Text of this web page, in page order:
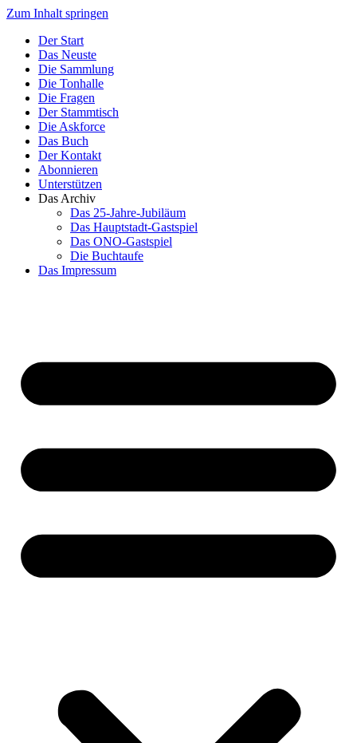
Zum Inhalt springen
Der Start
Das Neuste
Die Sammlung
Die Tonhalle
Die Fragen
Der Stammtisch
Die Askforce
Das Buch
Der Kontakt
Abonnieren
Unterstützen
Das Archiv
Das 25-Jahre-Jubiläum
Das Hauptstadt-Gastspiel
Das ONO-Gastspiel
Die Buchtaufe
Das Impressum